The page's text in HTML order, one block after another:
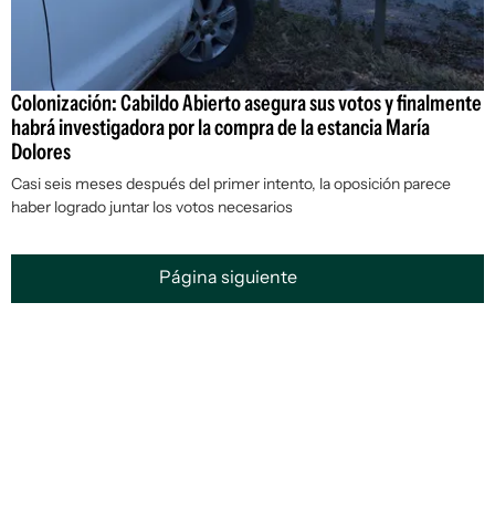
Colonización: Cabildo Abierto asegura sus votos y finalmente
habrá investigadora por la compra de la estancia María
Dolores
Casi seis meses después del primer intento, la oposición parece
haber logrado juntar los votos necesarios
Página siguiente